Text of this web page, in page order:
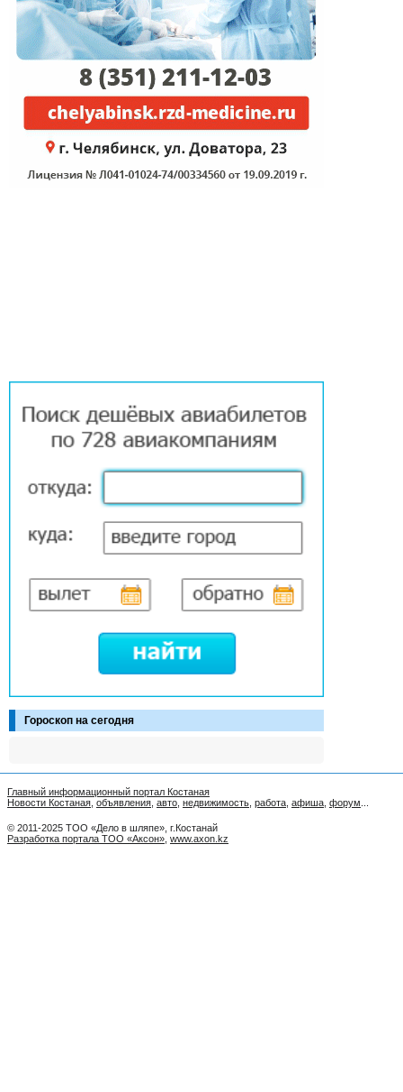
Гороскоп на сегодня
Главный информационный портал Костаная
Новости Костаная объявления авто недвижимость работа афиша форум
© 2011-2025 ТОО «Дело в шляпе», г.Костанай
Разработка портала ТОО «Аксон» www.axon.kz